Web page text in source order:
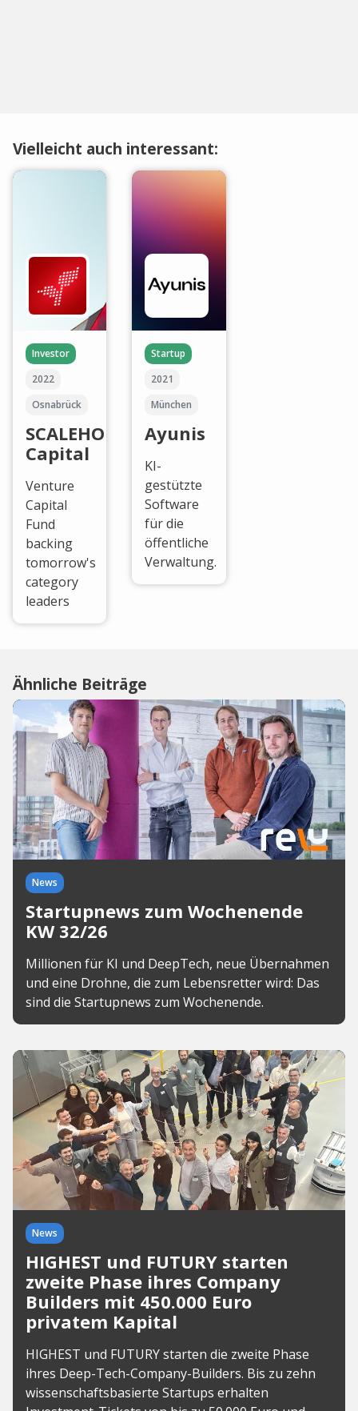
Vielleicht auch interessant:
Investor
2022
Osnabrück
SCALEHOUSE
Capital
Venture
Capital
Fund
backing
tomorrow's
category
leaders
Startup
2021
München
Ayunis
KI-
gestützte
Software
für die
öffentliche
Verwaltung.
Ähnliche Beiträge
News
Startupnews zum Wochenende
KW 32/26
Millionen für KI und DeepTech, neue Übernahmen
und eine Drohne, die zum Lebensretter wird: Das
sind die Startupnews zum Wochenende.
News
HIGHEST und FUTURY starten
zweite Phase ihres Company
Builders mit 450.000 Euro
privatem Kapital
HIGHEST und FUTURY starten die zweite Phase
ihres Deep-Tech-Company-Builders. Bis zu zehn
wissenschaftsbasierte Startups erhalten